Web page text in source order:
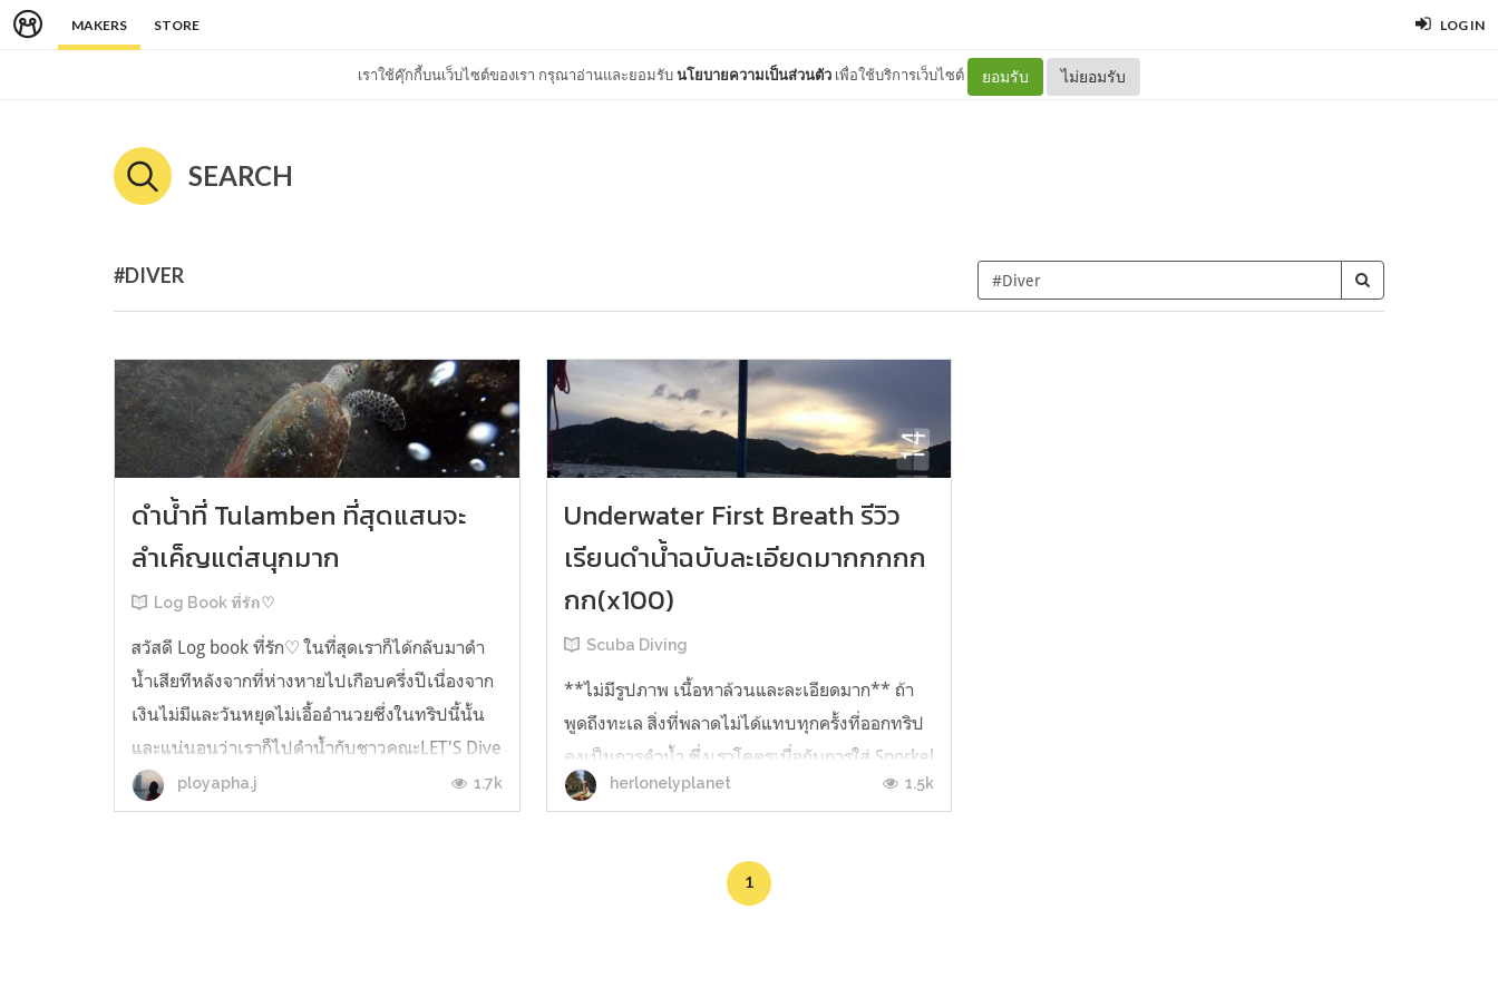
MAKERS STORE LOG IN
เราใช้คุ๊กกี้บนเว็บไซต์ของเรา กรุณาอ่านและยอมรับนโยบายความเป็นส่วนตัว เพื่อใช้บริการเว็บไซต์ ยอมรับ ไม่ยอมรับ
SEARCH
#DIVER
ดำน้ำที่ Tulamben ที่สุดแสนจะ
ลำเค็ญแต่สนุกมาก
Log Book ที่รัก♡
สวัสดี Log book ที่รัก♡ ในที่สุดเราก็ได้กลับมาดำ
น้ำเสียทีหลังจากที่ห่างหายไปเกือบครึ่งปีเนื่องจาก
เงินไม่มีและวันหยุดไม่เอื้ออำนวยซึ่งในทริปนี้นั้น
และแน่นอนว่าเราก็ไปดำน้ำกับชาวคณะLET'S Dive
Thailandเช่นเคย ซึ่งในคราวนี้นั้นเราก็ได้บินลัดฟ้า
ไปดำน้ำกับที่ บาหลี อินโดนีเซียยยยยย ทริป...
ployapha.j 1.7k
Underwater First Breath รีวิว
เรียนดำน้ำฉบับละเอียดมากกกกก
กก(x100)
Scuba Diving
**ไม่มีรูปภาพ เนื้อหาล้วนและละเอียดมาก** ถ้า
พูดถึงทะเล สิ่งที่พลาดไม่ได้แทบทุกครั้งที่ออกทริป
คงเป็นการดำน้ำ ซึ่งเราโคตรเบื่อกับการใส่ Snorkel
mask ดำผุดดำว่ายกับคนเป็นสิบๆ โอเค ครั้งแรกๆ
น้ำ แต่พอไปหลายๆ ครั้งเข้าก็เริ่มรู้สึกว่า... น่าเบื่...
herlonelyplanet 1.5k
1